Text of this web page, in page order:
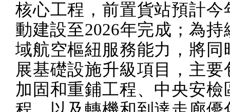
核心工程，前置貨站預計今
動建設至2026年完成；為持
域航空樞紐服務能力，將同
展基礎設施升級項目，主要
加固和重鋪工程、中央安檢